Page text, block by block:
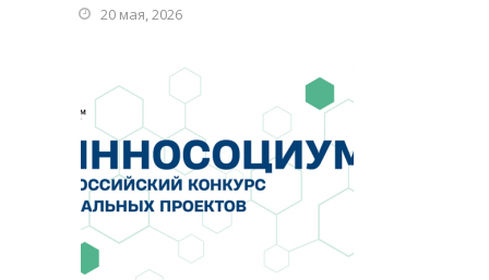
20 мая, 2026